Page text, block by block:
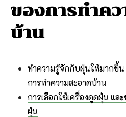
ของการทำคว
บ้าน
ทำความรู้จักกับฝุ่นให้มากขึ้
การทำความสะอาดบ้าน
การเลือกใช้เครื่องดูดฝุ่น แล
ฝุ่น